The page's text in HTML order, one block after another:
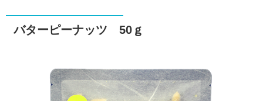
バターピーナッツ 50ｇ